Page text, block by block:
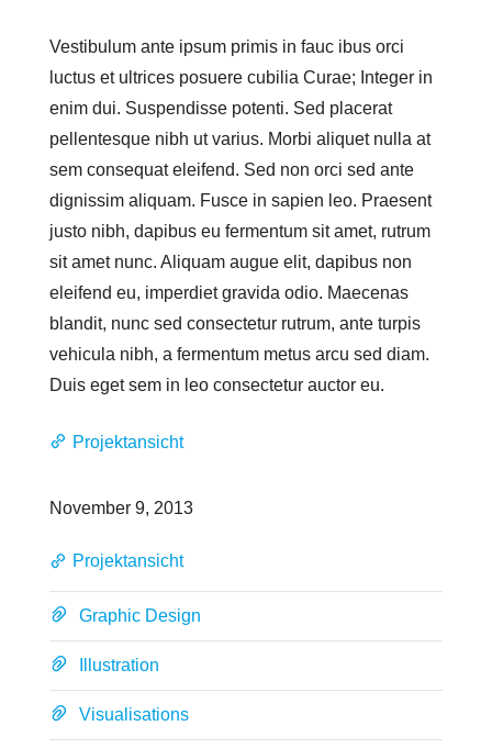
Vestibulum ante ipsum primis in fauc ibus orci
luctus et ultrices posuere cubilia Curae; Integer in
enim dui. Suspendisse potenti. Sed placerat
pellentesque nibh ut varius. Morbi aliquet nulla at
sem consequat eleifend. Sed non orci sed ante
dignissim aliquam. Fusce in sapien leo. Praesent
justo nibh, dapibus eu fermentum sit amet, rutrum
sit amet nunc. Aliquam augue elit, dapibus non
eleifend eu, imperdiet gravida odio. Maecenas
blandit, nunc sed consectetur rutrum, ante turpis
vehicula nibh, a fermentum metus arcu sed diam.
Duis eget sem in leo consectetur auctor eu.
Projektansicht
November 9, 2013
Projektansicht
Graphic Design
Illustration
Visualisations